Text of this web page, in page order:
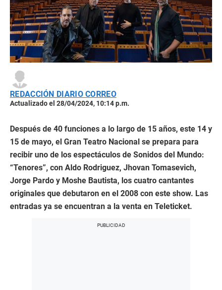
REDACCIÓN DIARIO CORREO
Actualizado el 28/04/2024, 10:14 p.m.
Después de 40 funciones a lo largo de 15 años, este 14 y
15 de mayo, el Gran Teatro Nacional se prepara para
recibir uno de los espectáculos de Sonidos del Mundo:
“Tenores”, con Aldo Rodriguez, Jhovan Tomasevich,
Jorge Pardo y Moshe Bautista, los cuatro cantantes
originales que debutaron en el 2008 con este show. Las
entradas ya se encuentran a la venta en Teleticket.